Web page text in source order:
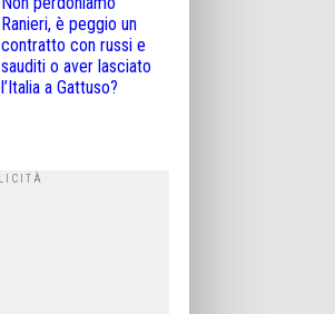
Ranieri, è peggio un
contratto con russi e
sauditi o aver lasciato
l’Italia a Gattuso?